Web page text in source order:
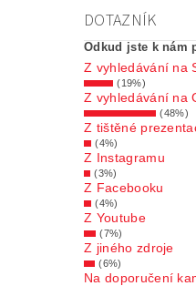
DOTAZNÍK
Odkud jste k nám
Z vyhledávání na
(19%)
Z vyhledávání na
(48%)
Z tištěné
(4%)
Z Instagramu
(3%)
Z Facebooku
(4%)
Z Youtube
(7%)
Z jiného zdroje
(6%)
Na doporučení